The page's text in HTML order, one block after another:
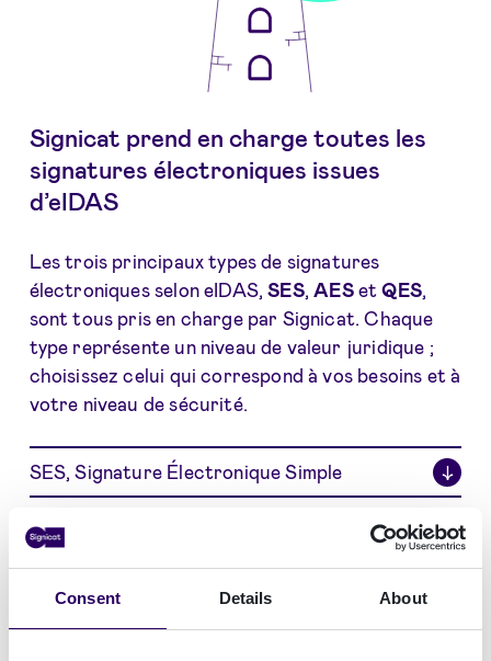
Consent Details About
Signicat prend en charge toutes les
signatures électroniques issues
d’eIDAS
Les trois principaux types de signatures
électroniques selon eIDAS,SES, AESetQES,
sont tous pris en charge par Signicat. Chaque
type représente un niveau de valeur juridique ;
choisissez celui qui correspond à vos besoins et à
votre niveau de sécurité.
SES, Signature Électronique Simple ↓
↓
QES, Signature Électronique Qualifiée ↓